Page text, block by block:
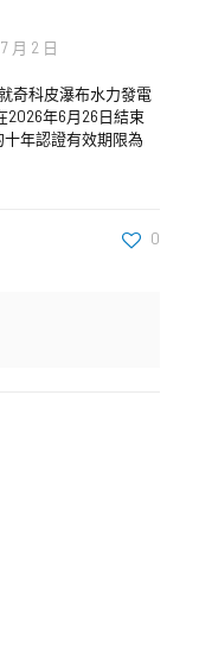
月 2 日
奇科皮瀑布水力發電
2026年6月26日結束
年認證有效期限為
0